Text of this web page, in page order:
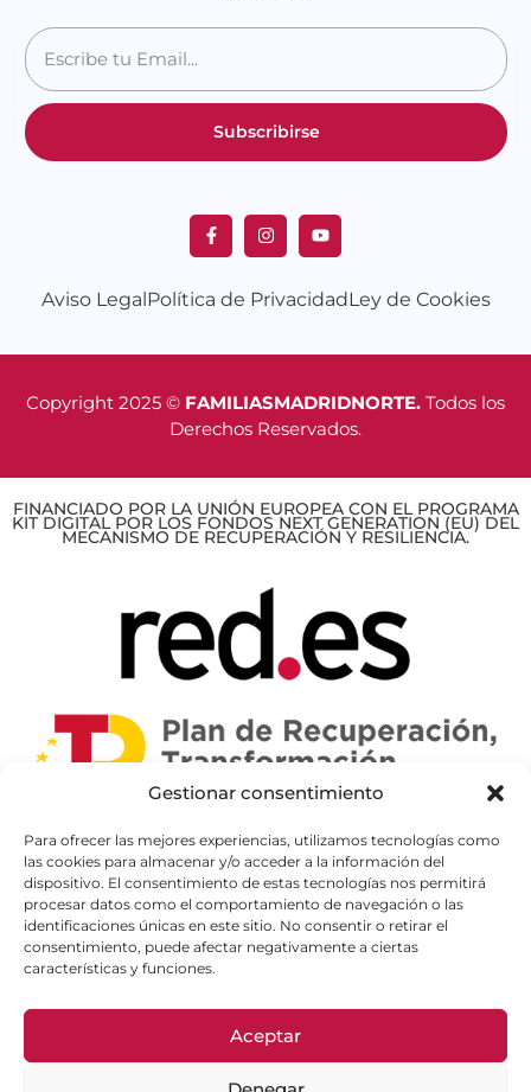
Gestionar consentimiento
Para ofrecer las mejores experiencias, utilizamos tecnologías como
las cookies para almacenar y/o acceder a la información del
dispositivo. El consentimiento de estas tecnologías nos permitirá
procesar datos como el comportamiento de navegación o las
identificaciones únicas en este sitio. No consentir o retirar el
consentimiento, puede afectar negativamente a ciertas
características y funciones.
Aceptar
Subscribirse
Aviso LegalPolítica de PrivacidadLey de Cookies
Copyright 2025 © FAMILIASMADRIDNORTE. Todos los
Derechos Reservados.
FINANCIADO POR LA UNIÓN EUROPEA CON EL PROGRAMA
KIT DIGITAL POR LOS FONDOS NEXT GENERATION (EU) DEL
MECANISMO DE RECUPERACIÓN Y RESILIENCIA.